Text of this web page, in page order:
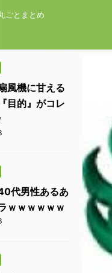
ごとまとめ
風機に甘える
目的』がコレ
代男性あるあ
ｗｗｗｗｗｗ